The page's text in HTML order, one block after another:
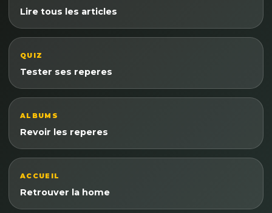
Lire tous les articles
QUIZ
Tester ses reperes
ALBUMS
Revoir les reperes
ACCUEIL
Retrouver la home